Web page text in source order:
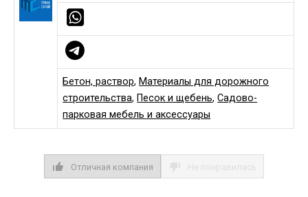
Бетон, раствор, Материалы для дорожного
строительства, Песок и щебень,Садово-
парковая мебель и аксессуары
Отличная компания